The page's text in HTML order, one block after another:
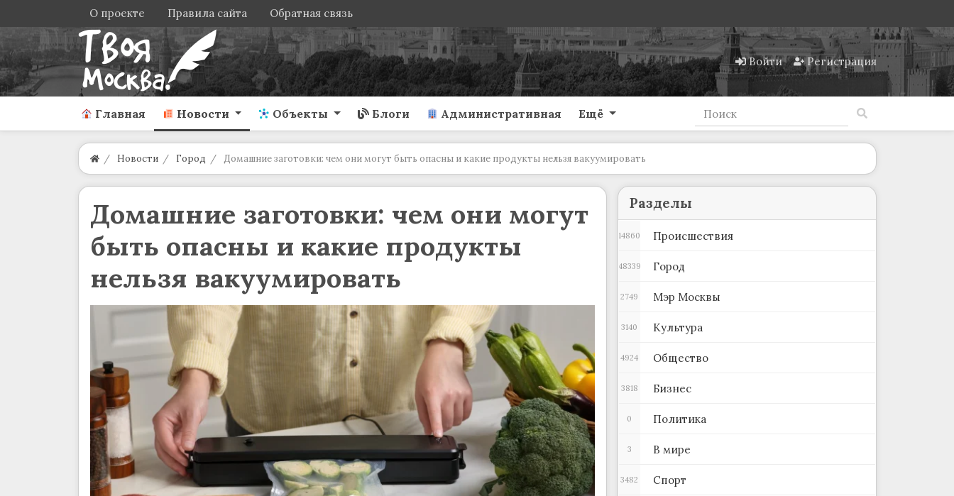
О проекте Правила сайта Обратная связь
Войти Регистрация
Главная Новости Объекты Блоги Административная Ещё
Новости Город Домашние заготовки: чем они могут быть опасны и какие продукты нельзя вакуумировать
Домашние заготовки: чем они могут
быть опасны и какие продукты
нельзя вакуумировать
Разделы
Происшествия
14860
Город
48339
Мэр Москвы
2749
Культура
3140
Общество
4924
Бизнес
3818
Политика
0
В мире
3
Спорт
3482